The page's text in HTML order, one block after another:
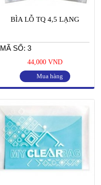
BÌA LỖ TQ 4,5 LẠNG
MÃ SỐ: 3
44,000 VND
Mua hàng